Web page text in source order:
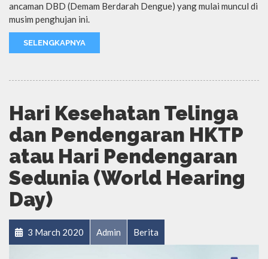
ancaman DBD (Demam Berdarah Dengue) yang mulai muncul di
musim penghujan ini.
SELENGKAPNYA
Hari Kesehatan Telinga
dan Pendengaran HKTP
atau Hari Pendengaran
Sedunia (World Hearing
Day)
3 March 2020 Admin Berita